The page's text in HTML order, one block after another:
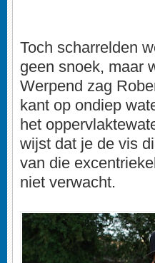
Toch scharrelden
geen snoek, maar
Werpend zag
kant op ondiep
het
wijst dat je de vis
van die
niet verwacht.